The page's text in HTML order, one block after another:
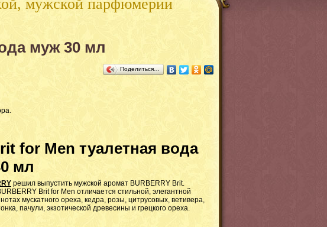
мужской парфюмерии
муж 30 мл
Поделиться…
for Men туалетная вода
мл
решил выпустить мужской аромат BURBERRY Brit.
Brit for Men отличается стильной, элегантной
мускатного ореха, кедра, розы, цитрусовых, ветивера,
пачули, экзотической древесины и грецкого ореха.